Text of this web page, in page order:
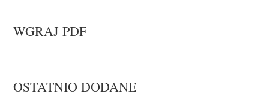
WGRAJ PDF
OSTATNIO DODANE